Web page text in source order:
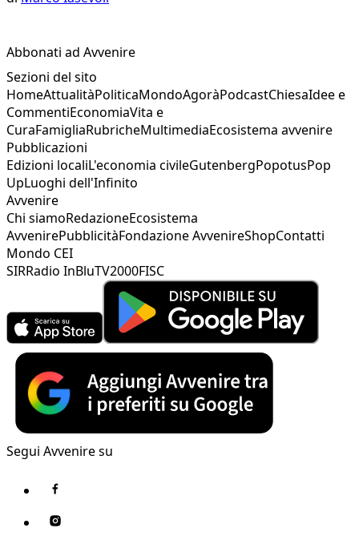
Abbonati ad Avvenire
Sezioni del sito
HomeAttualitàPoliticaMondoAgoràPodcastChiesaIdee e
CommentiEconomiaVita e
CuraFamigliaRubricheMultimediaEcosistema avvenire
Pubblicazioni
Edizioni localiL'economia civileGutenbergPopotusPop
UpLuoghi dell'Infinito
Avvenire
Chi siamoRedazioneEcosistema
AvvenirePubblicitàFondazione AvvenireShopContatti
Mondo CEI
SIRRadio InBluTV2000FISC
Segui Avvenire su